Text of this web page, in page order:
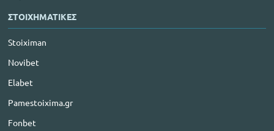
ΣΤΟΙΧΗΜΑΤΙΚΕΣ
Stoiximan
Novibet
Elabet
Pamestoixima.gr
Fonbet